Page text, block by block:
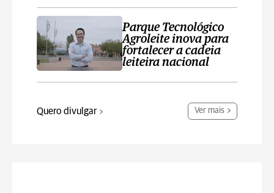
Parque Tecnológico
Agroleite inova para
fortalecer a cadeia
leiteira nacional
Quero divulgar Ver mais